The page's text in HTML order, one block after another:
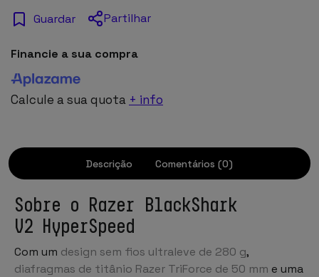
Guardar Partilhar
Financie a sua compra
Calcule a sua quota + info
Descrição Comentários (0)
Sobre o Razer BlackShark
V2 HyperSpeed
Com um design sem fios ultraleve de 280 g,
diafragmas de titânio Razer TriForce de 50 mm e uma